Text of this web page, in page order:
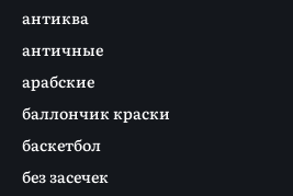
антиква
античные
арабские
баллончик краски
баскетбол
без засечек